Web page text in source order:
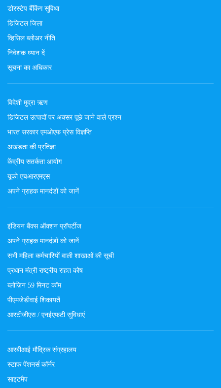
डोरस्टेप बैंकिंग सुविधा
डिजिटल जिला
व्हिसिल ब्लोअर नीति
निवेशक ध्यान दें
सूचना का अधिकार
विदेशी मुद्रा ऋण
डिजिटल उत्पादों पर अक्सर पूछे जाने वाले प्रश्न
भारत सरकार एमओएफ प्रेस विज्ञप्ति
अखंडता की प्रतिज्ञा
केंद्रीय सतर्कता आयोग
यूको एचआरएमएस
अपने ग्राहक मानदंडों को जानें
इंडियन बैंक्स ऑक्शन प्रॉपर्टीज
अपने ग्राहक मानदंडों को जानें
सभी महिला कर्मचारियों वाली शाखाओं की सूची
प्रधान मंत्री राष्ट्रीय राहत कोष
ब्लोज़िन 59 मिनट कॉम
पीएमजेडीवाई शिकायतें
आरटीजीएस / एनईएफटी सुविधाएं
आरबीआई मौद्रिक संग्रहालय
स्टाफ पेंशनर्स कॉर्नर
साइटमैप